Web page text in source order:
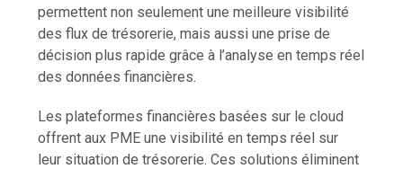
permettent non seulement une meilleure visibilité
des flux de trésorerie, mais aussi une prise de
décision plus rapide grâce à l’analyse en temps réel
des données financières.
Les plateformes financières basées sur le cloud
offrent aux PME une visibilité en temps réel sur
leur situation de trésorerie. Ces solutions éliminent